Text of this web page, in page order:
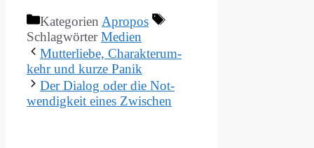
Kategorien Apropos
SchlagwörterMedien
Mut­ter­lie­be, Cha­rak­ter­um­
kehr und kur­ze Pa­nik
Der Dia­log oder die Not­
wen­dig­keit ei­nes Zwi­schen